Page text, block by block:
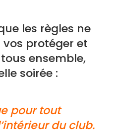
les règles ne
protéger et
ensemble,
soirée :
pour tout
du club.